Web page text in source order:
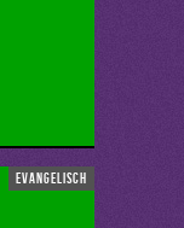
evangelisch